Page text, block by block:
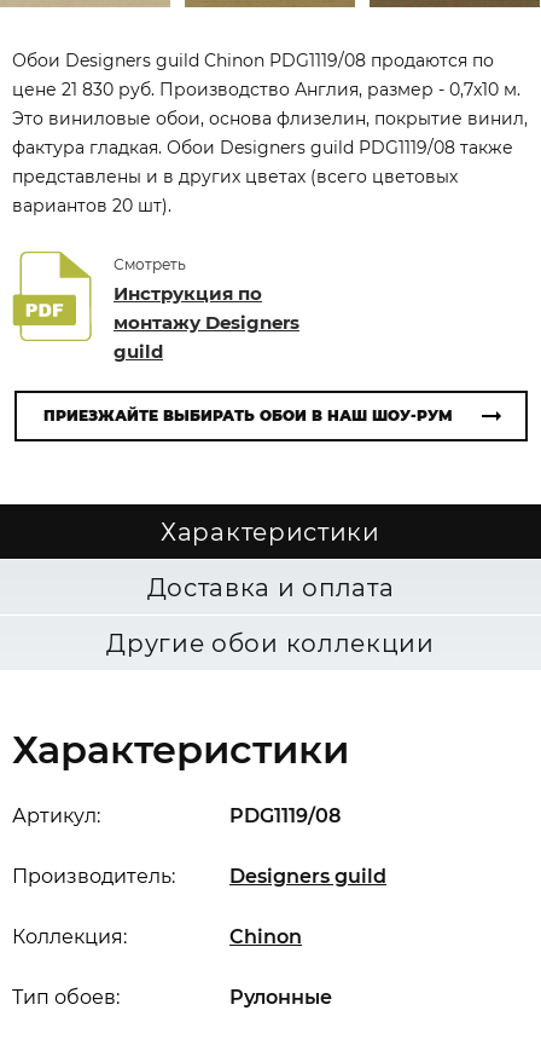
Обои Designers guild Chinon PDG1119/08 продаются по
цене 21 830 руб. Производство Англия, размер - 0,7x10 м.
Это виниловые обои, основа флизелин, покрытие винил,
фактура гладкая. Обои Designers guild PDG1119/08 также
представлены и в других цветах (всего цветовых
вариантов 20 шт).
Смотреть
Инструкция по
монтажу Designers
guild
ПРИЕЗЖАЙТЕ ВЫБИРАТЬ ОБОИ В НАШ ШОУ-РУМ
Характеристики
Доставка и оплата
Другие обои коллекции
Характеристики
Артикул: PDG1119/08
Производитель: Designers guild
Коллекция: Chinon
Тип обоев: Рулонные